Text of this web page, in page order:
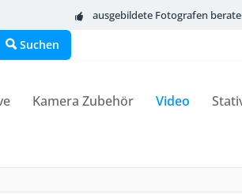
ausgebildete Fotografen
Suchen
Kamera Zubehör Video